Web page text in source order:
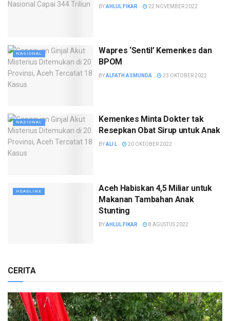
BYAHLUL FIKAR 22 NOVEMBER 2022
NASIONAL
Wapres ‘Sentil’ Kemenkes dan
BPOM
BYALFATH ASMUNDA 23 OKTOBER 2022
NASIONAL
Kemenkes Minta Dokter tak
Resepkan Obat Sirup untuk Anak
BYALI L 20 OKTOBER 2022
HEADLINE
Aceh Habiskan 4,5 Miliar untuk
Makanan Tambahan Anak
Stunting
BYAHLUL FIKAR 8 AGUSTUS 2022
CERITA